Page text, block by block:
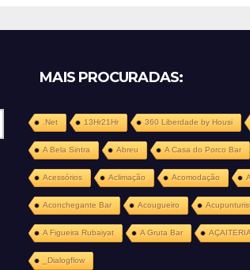
MAIS PROCURADAS:
.Net 13Hr21Hr 360 Liberdade by Housi
A Bela Sintra Abreu A Casa do Porco Bar
Acessórios Aclimação Acomodação
Aconchegante Bar Acougueiro
A Figueira Rubaiyat A Gruta Bar
_Dialogflow